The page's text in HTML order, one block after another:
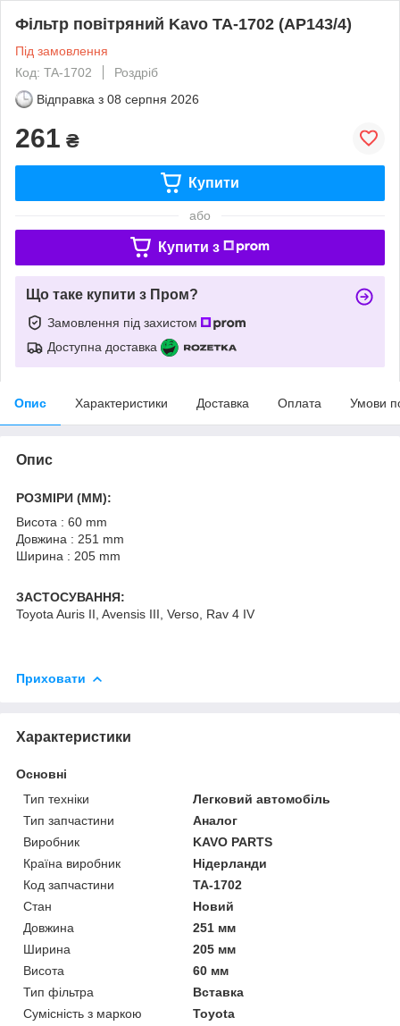
Фільтр повітряний Kavo TA-1702 (AP143/4)
Під замовлення
Код: TA-1702
Роздріб
Відправка з 08 серпня 2026
261 ₴
Купити
або
Купити з
Що таке купити з Пром?
Замовлення під захистом
Доступна доставка
Опис Характеристики Доставка Оплата Умови
Опис
РОЗМІРИ (MM):
Висота : 60 mm
Довжина : 251 mm
Ширина : 205 mm
ЗАСТОСУВАННЯ:
Toyota Auris II, Avensis III, Verso, Rav 4 IV
Приховати
Характеристики
Основні
Тип техніки
Легковий автомобіль
Тип запчастини
Аналог
Виробник
KAVO PARTS
Країна виробник
Нідерланди
Код запчастини
TA-1702
Стан
Новий
Довжина
251 мм
Ширина
205 мм
Висота
60 мм
Тип фільтра
Вставка
Сумісність з маркою
Toyota